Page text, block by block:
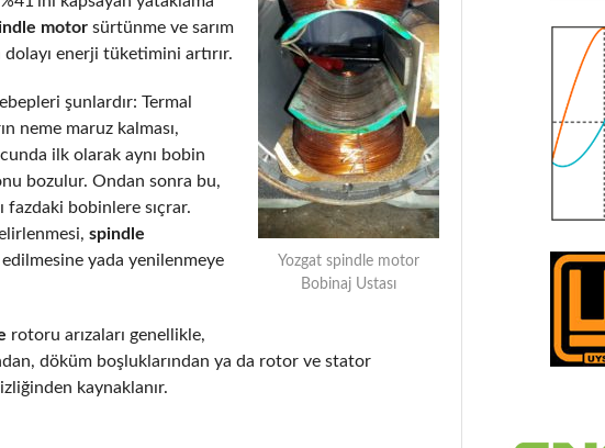
Yozgat spindle motor
Bobinaj Ustası
motor sürtünme ve sarım
dolayı enerji tüketimini artırır.
şunlardır: Termal
neme maruz kalması,
ilk olarak aynı bobin
bozulur. Ondan sonra bu,
fazdaki bobinlere sıçrar.
spindle
yada yenilenmeye
rotoru arızaları genellikle,
döküm boşluklarından ya da rotor ve stator
kaynaklanır.